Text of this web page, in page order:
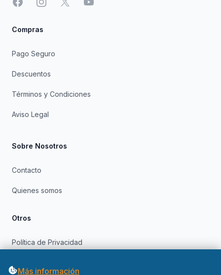
Compras
Pago Seguro
Descuentos
Términos y Condiciones
Aviso Legal
Sobre Nosotros
Contacto
Quienes somos
Otros
Política de Privacidad
Más información